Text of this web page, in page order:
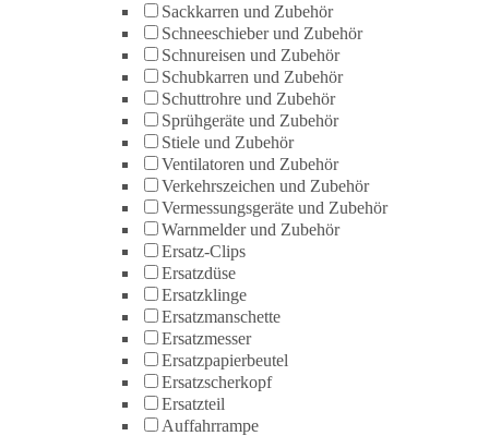
Sackkarren und Zubehör
Schneeschieber und Zubehör
Schnureisen und Zubehör
Schubkarren und Zubehör
Schuttrohre und Zubehör
Sprühgeräte und Zubehör
Stiele und Zubehör
Ventilatoren und Zubehör
Verkehrszeichen und Zubehör
Vermessungsgeräte und Zubehör
Warnmelder und Zubehör
Ersatz-Clips
Ersatzdüse
Ersatzklinge
Ersatzmanschette
Ersatzmesser
Ersatzpapierbeutel
Ersatzscherkopf
Ersatzteil
Auffahrrampe